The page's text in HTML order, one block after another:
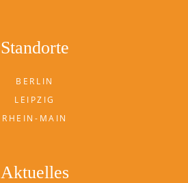
Standorte
BERLIN
LEIPZIG
RHEIN-MAIN
Aktuelles